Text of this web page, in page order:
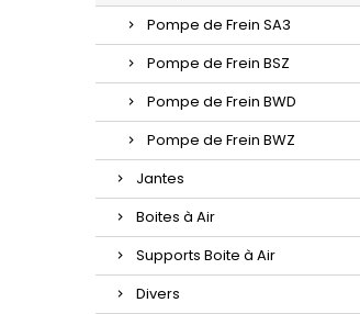
Pompe de Frein SA3
Pompe de Frein BSZ
Pompe de Frein BWD
Pompe de Frein BWZ
Jantes
Boites à Air
Supports Boite à Air
Divers